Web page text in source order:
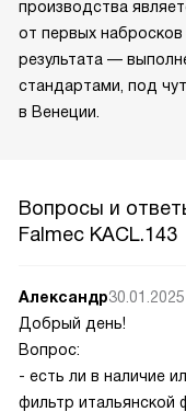
производства
от первых
результата —
стандартами, под
в Венеции.
Вопросы и
Falmec KACL.143
Александр30.01.2025
Добрый день!
Вопрос:
- есть ли в наличие
фильтр итальянской